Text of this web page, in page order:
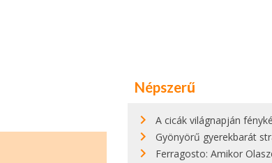
Népszerű
A cicák világnapján fényképeztük ezt a bokor
Gyönyörű gyerekbarát strandok
Ferragosto: Amikor